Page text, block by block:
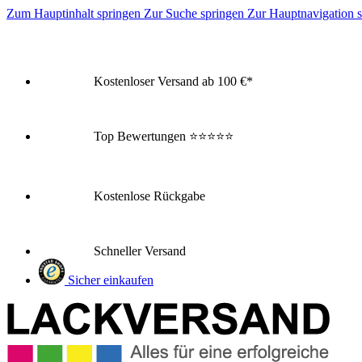
Zum Hauptinhalt springen Zur Suche springen Zur Hauptnavigation
Kostenloser Versand ab 100 €*
Top Bewertungen ⭐⭐⭐⭐⭐
Kostenlose Rückgabe
Schneller Versand
Sicher einkaufen